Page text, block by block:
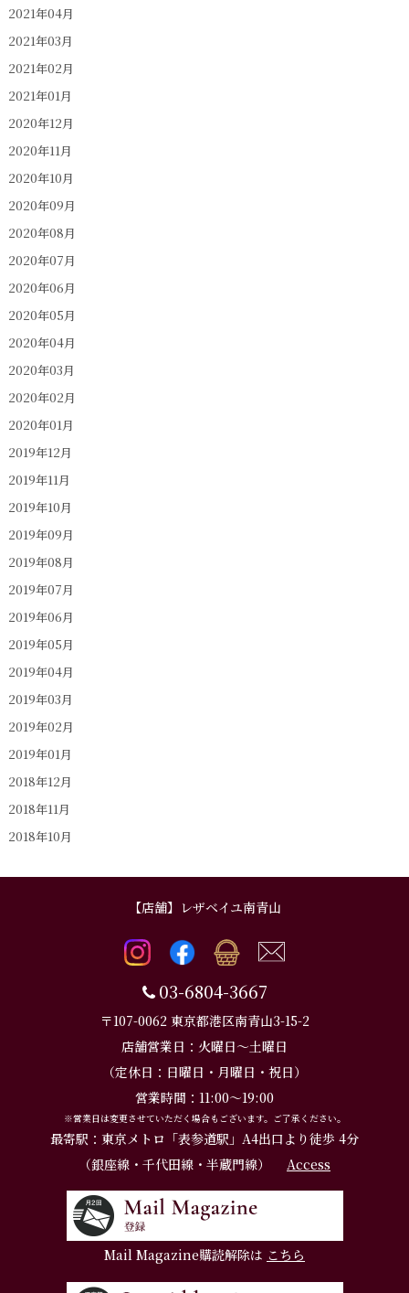
2021年04月
2021年03月
2021年02月
2021年01月
2020年12月
2020年11月
2020年10月
2020年09月
2020年08月
2020年07月
2020年06月
2020年05月
2020年04月
2020年03月
2020年02月
2020年01月
2019年12月
2019年11月
2019年10月
2019年09月
2019年08月
2019年07月
2019年06月
2019年05月
2019年04月
2019年03月
2019年02月
2019年01月
2018年12月
2018年11月
2018年10月
【店舗】レザベイユ南青山
03-6804-3667
〒107-0062 東京都港区南青山3-15-2
店舗営業日：火曜日～土曜日
（定休日：日曜日・月曜日・祝日）
営業時間：11:00～19:00
※営業日は変更させていただく場合もございます。ご了承ください。
最寄駅：東京メトロ「表参道駅」A4出口より徒歩 4分
（銀座線・千代田線・半蔵門線）
Access
Mail Magazine購読解除は こちら